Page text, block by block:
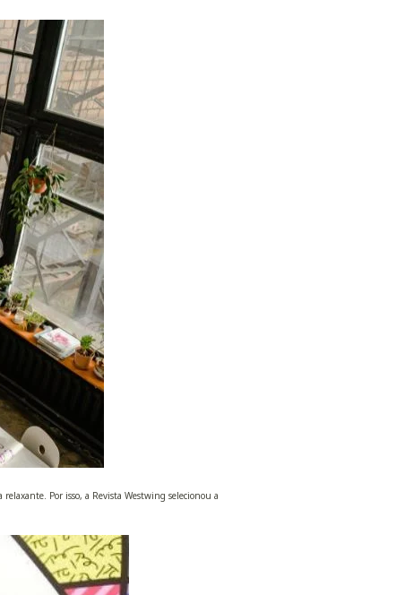
Por isso, a Revista Westwing selecionou a